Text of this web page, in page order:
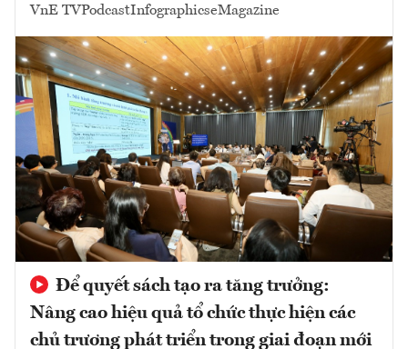
VnE TVPodcastInfographicseMagazine
Để quyết sách tạo ra tăng trưởng:
Nâng cao hiệu quả tổ chức thực hiện các
chủ trương phát triển trong giai đoạn mới